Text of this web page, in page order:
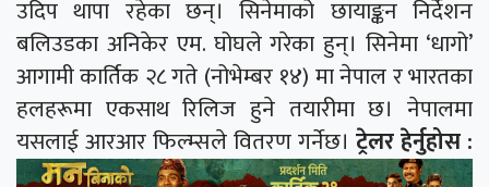
उदिप थापा रहेका छन्। सिनेमाको छायाङ्कन निर्देशन
बलिउडका अनिकेर एम. घोघले गरेका हुन्। सिनेमा ‘धागो’
आगामी कार्तिक २८ गते (नोभेम्बर १४) मा नेपाल र भारतका
हलहरूमा एकसाथ रिलिज हुने तयारीमा छ। नेपालमा
यसलाई आरआर फिल्म्सले वितरण गर्नेछ। ट्रेलर हेर्नुहोस :